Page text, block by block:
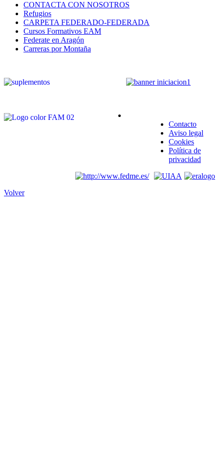
CONTACTA CON NOSOTROS
Refugios
CARPETA FEDERADO-FEDERADA
Cursos Formativos EAM
Federate en Aragón
Carreras por Montaña
Contacto
Aviso legal
Cookies
Política de
privacidad
Volver